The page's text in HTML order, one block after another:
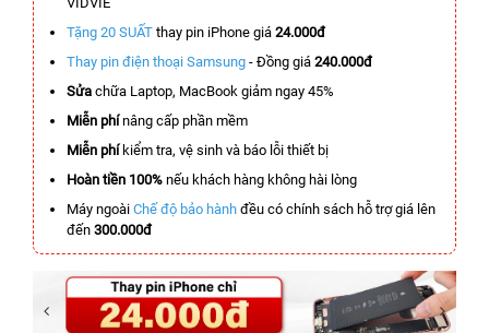
Tặng 20 SUẤT thay pin iPhone giá 24.000đ
Thay pin điện thoại Samsung - Đồng giá 240.000đ
Sửa chữa Laptop, MacBook giảm ngay 45%
Miễn phínâng cấp phần mềm
Miễn phíkiểm tra, vệ sinh và báo lỗi thiết bị
Hoàn tiền 100% nếu khách hàng không hài lòng
Máy ngoài Chế độ bảo hành đều có chính sách hỗ trợ giá lên
đến 300.000đ